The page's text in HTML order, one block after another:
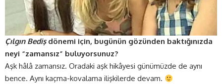
Çılgın Bedişdönemi için, bugünün gözünden baktığınızda
neyi “zamansız” buluyorsunuz?
Aşk hâlâ zamansız. Oradaki aşk hikâyesi günümüzde de aynı
bence. Aynı kaçma-kovalama ilişkilerde devam.